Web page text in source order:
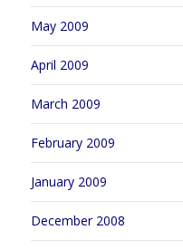
May 2009
April 2009
March 2009
February 2009
January 2009
December 2008